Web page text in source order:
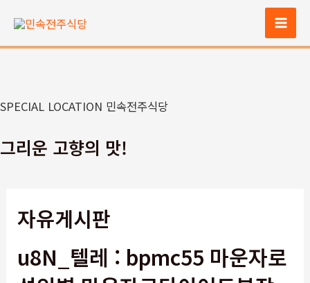
츠
너
기
Main
SPECIAL LOCATION 민속전주식당
그리운 고향의 맛!
자유게시판
u8N_텔레 : bpmc55 마운자로